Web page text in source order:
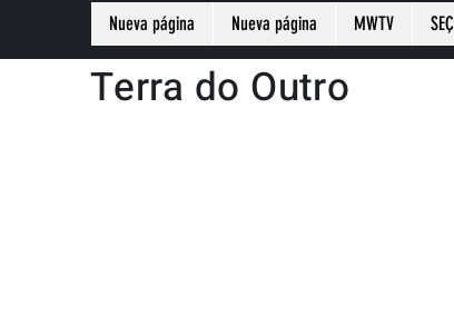
Terra do Outro
Nueva página Nueva página MWTV